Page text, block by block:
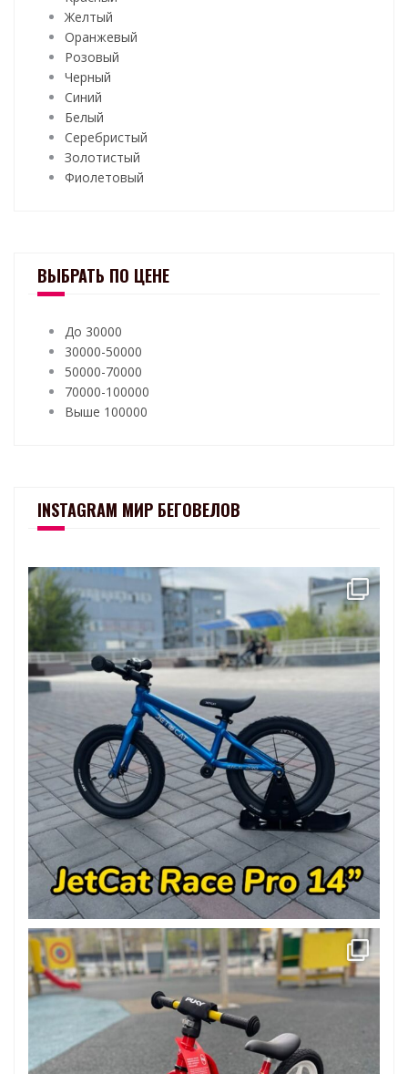
Желтый
Оранжевый
Розовый
Черный
Синий
Белый
Серебристый
Золотистый
Фиолетовый
ВЫБРАТЬ ПО ЦЕНЕ
До 30000
30000-50000
50000-70000
70000-100000
Выше 100000
INSTAGRAM МИР БЕГОВЕЛОВ